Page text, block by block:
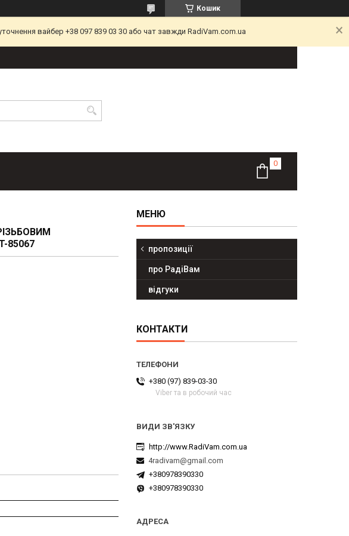
Кошик
вайбер +38 097 839 03 30 або чат завжди RadiVam.com.ua
85067
пропозиції
про РадіВам
відгуки
КОНТАКТИ
+380 (97) 839-03-30
Viber та в робочий час
http://www.RadiVam.com.ua
4radivam@gmail.com
+380978390330
+380978390330